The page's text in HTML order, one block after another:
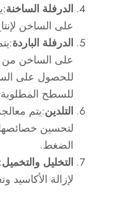
الدرفلة الساخنة
على الساخن
الدرفلة الباردة
على الساخن من
للحصول على
للسطح
التلدين:يتم
لتحسين
الضغط.
التخليل والتخميل
لإزالة